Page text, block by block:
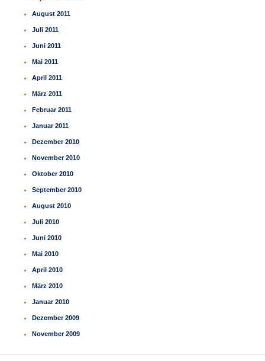
August 2011
Juli 2011
Juni 2011
Mai 2011
April 2011
März 2011
Februar 2011
Januar 2011
Dezember 2010
November 2010
Oktober 2010
September 2010
August 2010
Juli 2010
Juni 2010
Mai 2010
April 2010
März 2010
Januar 2010
Dezember 2009
November 2009